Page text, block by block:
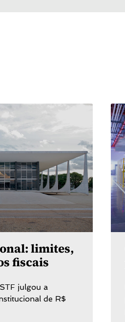
limites,
fiscais
julgou a
de R$